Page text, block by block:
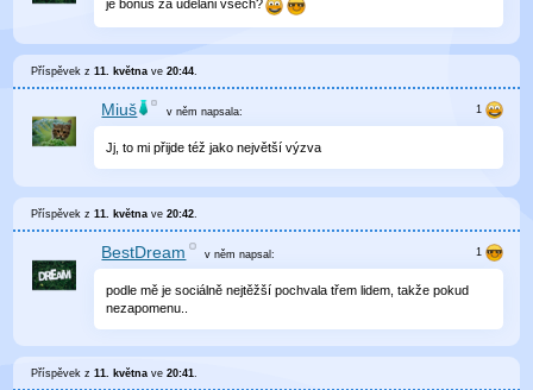
je bonus za udelani vsech?
Příspěvek z11. května ve20:44.
Miuš v němnapsala:
Jj, to mi přijde též jako největší výzva
Příspěvek z11. května ve20:42.
BestDream v němnapsal:
podle mě je sociálně nejtěžší pochvala třem lidem, takže pokud
nezapomenu..
Příspěvek z11. května ve20:41